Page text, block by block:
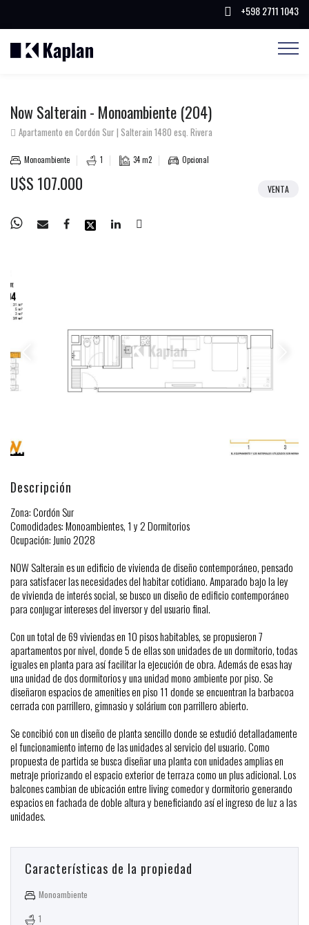
+598 2711 1043
Now Salterain - Monoambiente (204)
Apartamento en Cordón Sur | Salterain 1480 esq. Rivera
Monoambiente 1 34 m2 Opcional
U$S 107.000 VENTA
Descripción
Zona: Cordón Sur
Comodidades: Monoambientes, 1 y 2 Dormitorios
Ocupación: Junio 2028
NOW Salterain es un edificio de vivienda de diseño contemporáneo, pensado
para satisfacer las necesidades del habitar cotidiano. Amparado bajo la ley
de vivienda de interés social, se busco un diseño de edificio contemporáneo
para conjugar intereses del inversor y del usuario final.
Con un total de 69 viviendas en 10 pisos habitables, se propusieron 7
apartamentos por nivel, donde 5 de ellas son unidades de un dormitorio, todas
iguales en planta para así facilitar la ejecución de obra. Además de esas hay
una unidad de dos dormitorios y una unidad mono ambiente por piso. Se
diseñaron espacios de amenities en piso 11 donde se encuentran la barbacoa
cerrada con parrillero, gimnasio y solárium con parrillero abierto.
Se concibió con un diseño de planta sencillo donde se estudió detalladamente
el funcionamiento interno de las unidades al servicio del usuario. Como
propuesta de partida se busca diseñar una planta con unidades amplias en
metraje priorizando el espacio exterior de terraza como un plus adicional. Los
balcones cambian de ubicación entre living comedor y dormitorio generando
espacios en fachada de doble altura y beneficiando así el ingreso de luz a las
unidades.
Características de la propiedad
Monoambiente
1